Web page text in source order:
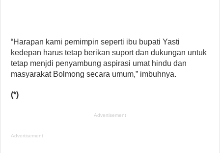
“Harapan kami pemimpin seperti ibu bupati Yasti
kedepan harus tetap berikan suport dan dukungan untuk
tetap menjdi penyambung aspirasi umat hindu dan
masyarakat Bolmong secara umum,” imbuhnya.
(*)
Advertisement
Advertisement